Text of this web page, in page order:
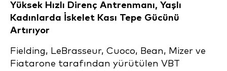
Yüksek Hızlı Direnç Antrenmanı, Yaşlı
Kadınlarda İskelet Kası Tepe Gücünü
Artırıyor
Fielding, LeBrasseur, Cuoco, Bean, Mizer ve
Fiatarone tarafından yürütülen VBT